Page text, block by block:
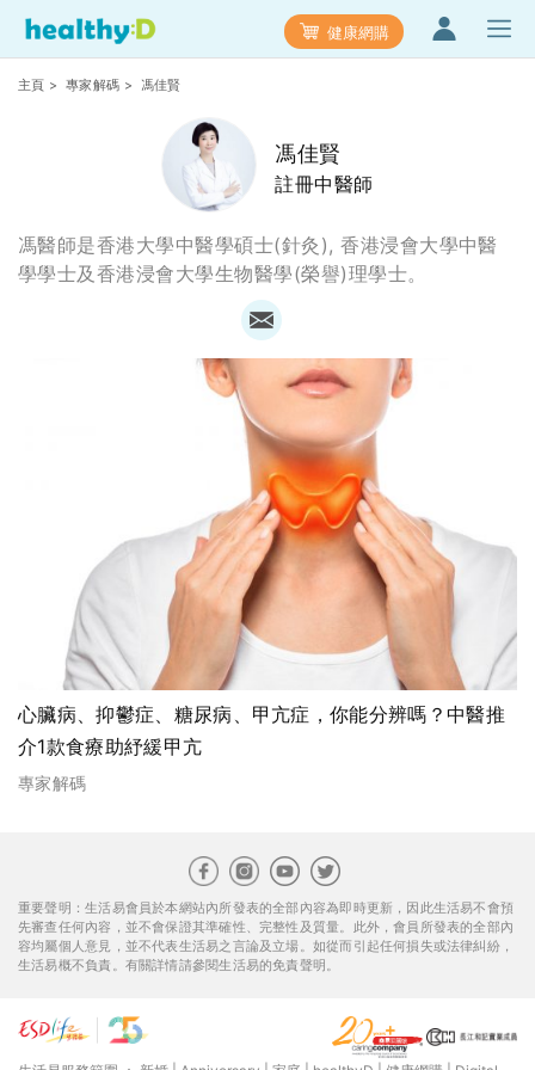
健康網購
主頁 > 專家解碼 > 馮佳賢
馮佳賢
註冊中醫師
馮醫師是香港大學中醫學碩士(針灸), 香港浸會大學中醫
學學士及香港浸會大學生物醫學(榮譽)理學士。
心臟病、抑鬱症、糖尿病、甲亢症，你能分辨嗎？中醫推
介1款食療助紓緩甲亢
專家解碼
重要聲明：生活易會員於本網站內所發表的全部內容為即時更新，因此生活易不會預
先審查任何內容，並不會保證其準確性、完整性及質量。此外，會員所發表的全部內
容均屬個人意見，並不代表生活易之言論及立場。如從而引起任何損失或法律糾紛，
生活易概不負責。有關詳情請參閱生活易的免責聲明。